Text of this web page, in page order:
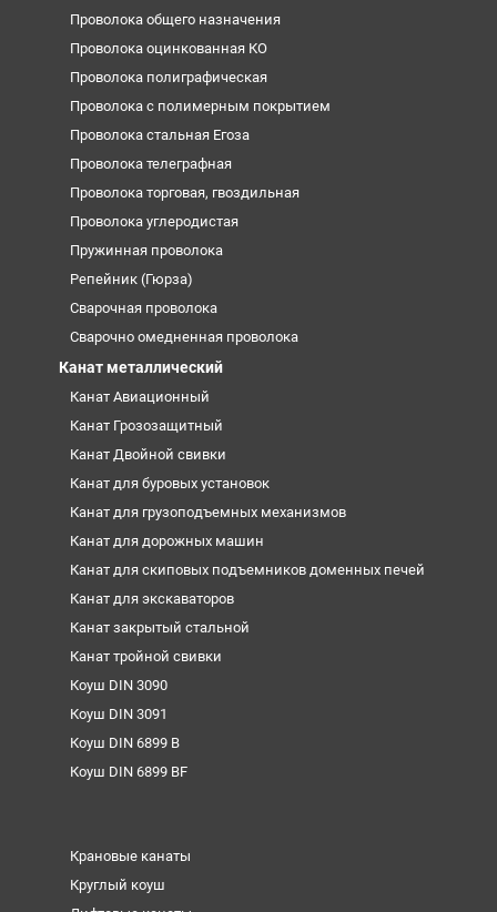
Проволока общего назначения
Проволока оцинкованная КО
Проволока полиграфическая
Проволока с полимерным покрытием
Проволока стальная Егоза
Проволока телеграфная
Проволока торговая, гвоздильная
Проволока углеродистая
Пружинная проволока
Репейник (Гюрза)
Сварочная проволока
Сварочно омедненная проволока
Канат металлический
Канат Авиационный
Канат Грозозащитный
Канат Двойной свивки
Канат для буровых установок
Канат для грузоподъемных механизмов
Канат для дорожных машин
Канат для скиповых подъемников доменных печей
Канат для экскаваторов
Канат закрытый стальной
Канат тройной свивки
Коуш DIN 3090
Коуш DIN 3091
Коуш DIN 6899 B
Коуш DIN 6899 BF
Крановые канаты
Круглый коуш